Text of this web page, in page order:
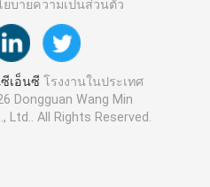
ยบายความเป็นส่วนตัว
เอ็นซี โรงงานในประเทศ
Dongguan Wang Min
All Rights Reserved.